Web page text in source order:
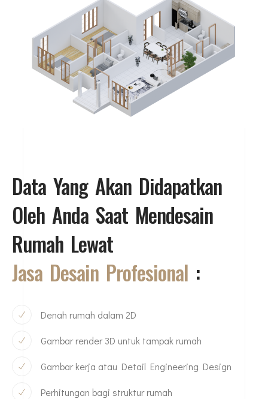
Data Yang Akan Didapatkan
Oleh Anda Saat Mendesain
Rumah Lewat
Jasa Desain Profesional :
Denah rumah dalam 2D
Gambar render 3D untuk tampak rumah
Gambar kerja atau Detail Engineering Design
Perhitungan bagi struktur rumah